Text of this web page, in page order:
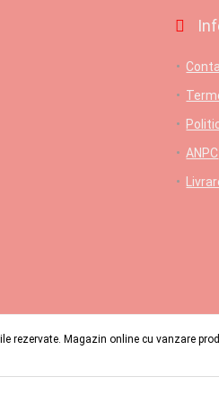
ANPC
rezervate. Magazin online cu vanzare